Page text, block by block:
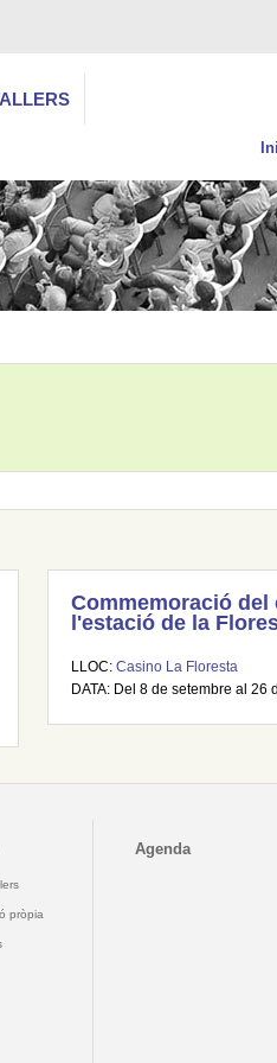
Commemoració del
l'estació de la
LLOC: Casino La Floresta
DATA: Del 8 de setembre al 26
pròpia
Agenda